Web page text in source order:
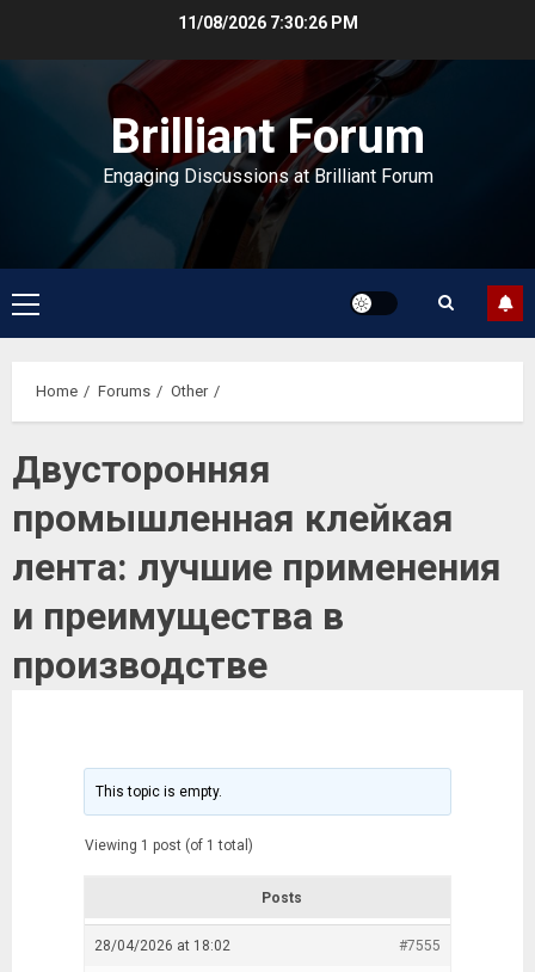
11/08/2026 7:30:26 PM
Brilliant Forum
Engaging Discussions at Brilliant Forum
Primary
Menu
Home Forums Other
Двусторонняя
промышленная клейкая
лента: лучшие применения
и преимущества в
производстве
This topic is empty.
Viewing 1 post (of 1 total)
Posts
28/04/2026 at 18:02 #7555